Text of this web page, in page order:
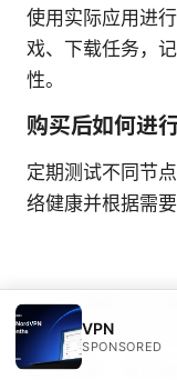
使用实际应用进
戏、下载任务，
性。
购买后如何进
定期测试不同节
络健康并根据需
Vpn加速器 的正
求、选择合适的
最佳体验。若你
VPN
SPONSORED